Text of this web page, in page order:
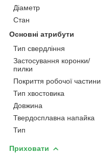
Діаметр
Стан
Основні атрибути
Тип свердління
Застосування коронки/
пилки
Покриття робочої частини
Тип хвостовика
Довжина
Твердосплавна напайка
Тип
Приховати